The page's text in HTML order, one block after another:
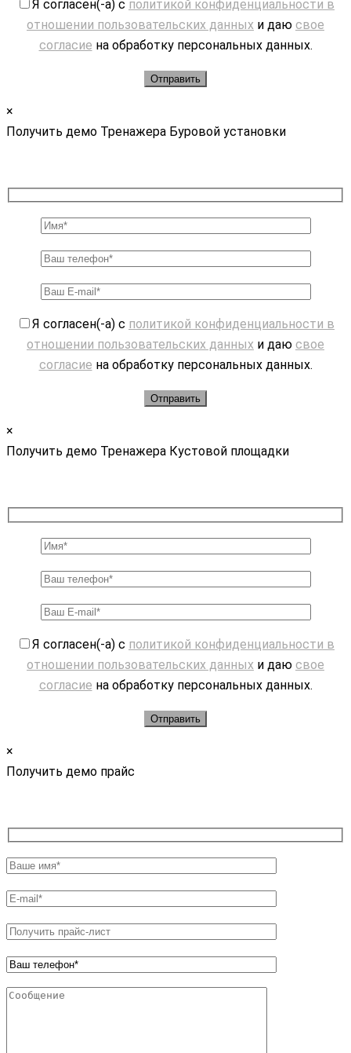
Я согласен(-а) с политикой конфиденциальности в
отношении пользовательских данных и даю свое
согласие на обработку персональных данных.
×
Получить демо Тренажера Буровой установки
Я согласен(-а) с политикой конфиденциальности в
отношении пользовательских данных и даю свое
согласие на обработку персональных данных.
×
Получить демо Тренажера Кустовой площадки
Я согласен(-а) с политикой конфиденциальности в
отношении пользовательских данных и даю свое
согласие на обработку персональных данных.
×
Получить демо прайс